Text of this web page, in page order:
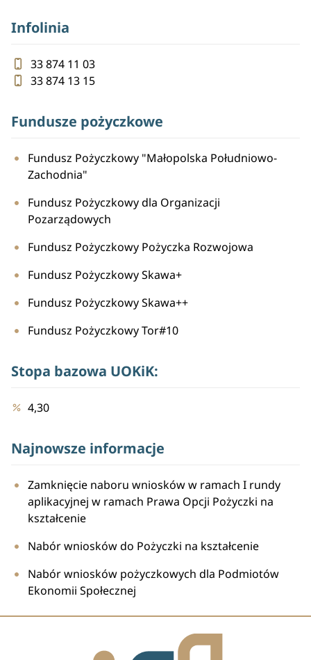
Infolinia
33 874 11 03
33 874 13 15
Fundusze pożyczkowe
Fundusz Pożyczkowy "Małopolska Południowo-
Zachodnia"
Fundusz Pożyczkowy dla Organizacji
Pozarządowych
Fundusz Pożyczkowy Pożyczka Rozwojowa
Fundusz Pożyczkowy Skawa+
Fundusz Pożyczkowy Skawa++
Fundusz Pożyczkowy Tor#10
Stopa bazowa UOKiK:
4,30
Najnowsze informacje
Zamknięcie naboru wniosków w ramach I rundy
aplikacyjnej w ramach Prawa Opcji Pożyczki na
kształcenie
Nabór wniosków do Pożyczki na kształcenie
Nabór wniosków pożyczkowych dla Podmiotów
Ekonomii Społecznej